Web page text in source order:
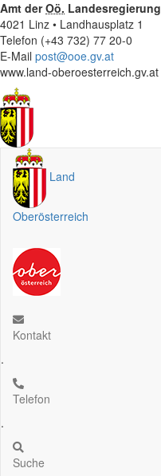
Amt derOö. Landesregierung
4021 Linz • Landhausplatz 1
Telefon (+43 732) 77 20-0
E-Mail post@ooe.gv.at
www.land-oberoesterreich.gv.at
Land
Oberösterreich
Kontakt
.
Telefon
.
Suche